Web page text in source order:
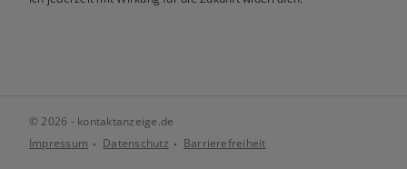
© 2026 - kontaktanzeige.de
Impressum
Datenschutz Barrierefreiheit